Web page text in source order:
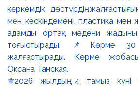
⚜️2026 жылдың 4 тамыз күні